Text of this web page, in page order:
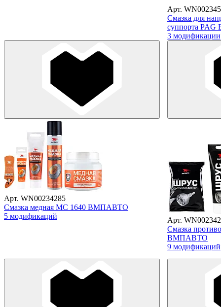
Арт.
Смазка для
суппорта
3 модификации
Арт. WN00234285
Смазка медная МС 1640 ВМПАВТО
5 модификаций
Арт.
Смазка
ВМПАВТО
9 модификаций